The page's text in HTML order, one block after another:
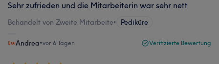
Sehr zufrieden und die Mitarbeiterin war sehr nett
Behandelt von Zweite Mitarbeite• Pediküre
Andrea•vor 6 Tagen Verifizierte Bewertung